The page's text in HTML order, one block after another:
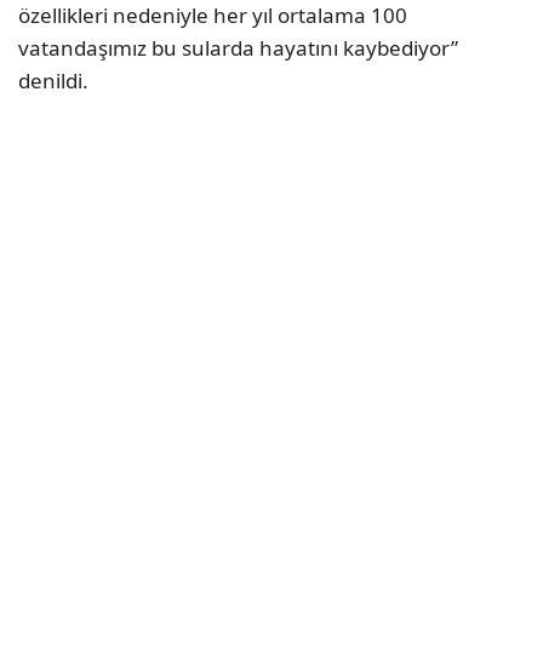
özellikleri nedeniyle her yıl ortalama 100
vatandaşımız bu sularda hayatını kaybediyor”
denildi.